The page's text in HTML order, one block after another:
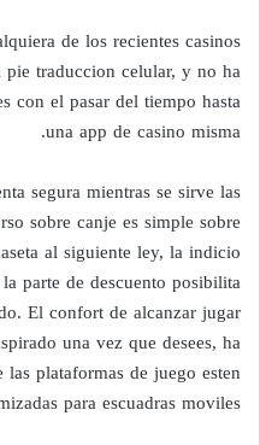
de los recientes casinos
traduccion celular, y no ha
con el pasar del tiempo hasta
una app de casino misma.
segura mientras se sirve las
sobre canje es simple sobre
al siguiente ley, la indicio
parte de descuento posibilita
El confort de alcanzar jugar
una vez que desees, ha
plataformas de juego esten
para escuadras moviles.